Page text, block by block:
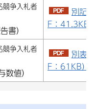
競争入札者
書）
別記
F：41.3KB
競争入札者
値）
別表
F：61KB）